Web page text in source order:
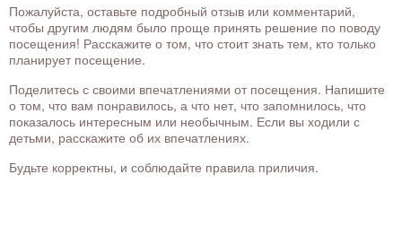
Пожалуйста, оставьте подробный отзыв или комментарий,
чтобы другим людям было проще принять решение по поводу
посещения! Расскажите о том, что стоит знать тем, кто только
планирует посещение.
Поделитесь с своими впечатлениями от посещения. Напишите
о том, что вам понравилось, а что нет, что запомнилось, что
показалось интересным или необычным. Если вы ходили с
детьми, расскажите об их впечатлениях.
Будьте корректны, и соблюдайте правила приличия.